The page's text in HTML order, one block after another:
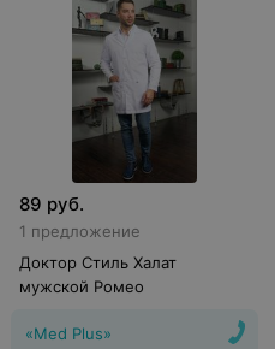
89 руб.
1 предложение
Доктор Стиль Халат
мужской Ромео
«Med Plus»